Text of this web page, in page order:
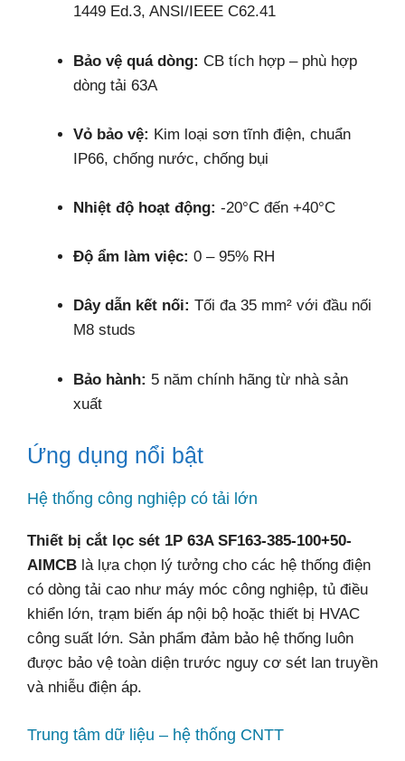
1449 Ed.3, ANSI/IEEE C62.41
Bảo vệ quá dòng: CB tích hợp – phù hợp
dòng tải 63A
Vỏ bảo vệ: Kim loại sơn tĩnh điện, chuẩn
IP66, chống nước, chống bụi
Nhiệt độ hoạt động: -20°C đến +40°C
Độ ẩm làm việc: 0 – 95% RH
Dây dẫn kết nối: Tối đa 35 mm² với đầu nối
M8 studs
Bảo hành: 5 năm chính hãng từ nhà sản
xuất
Ứng dụng nổi bật
Hệ thống công nghiệp có tải lớn
Thiết bị cắt lọc sét 1P 63A SF163-385-100+50-
AIMCB là lựa chọn lý tưởng cho các hệ thống điện
có dòng tải cao như máy móc công nghiệp, tủ điều
khiển lớn, trạm biến áp nội bộ hoặc thiết bị HVAC
công suất lớn. Sản phẩm đảm bảo hệ thống luôn
được bảo vệ toàn diện trước nguy cơ sét lan truyền
và nhiễu điện áp.
Trung tâm dữ liệu – hệ thống CNTT